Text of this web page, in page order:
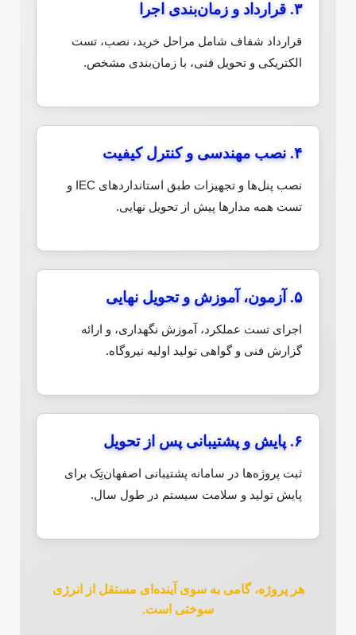
۳. قرارداد و زمان‌بندی اجرا
قرارداد شفاف شامل مراحل خرید، نصب، تست
الکتریکی و تحویل فنی، با زمان‌بندی مشخص.
۴. نصب مهندسی و کنترل کیفیت
نصب پنل‌ها و تجهیزات طبق استاندارد‌های IEC و
تست همه مدارها پیش از تحویل نهایی.
۵. آزمون، آموزش و تحویل نهایی
اجرای تست عملکرد، آموزش نگهداری، و ارائه
گزارش فنی و گواهی تولید اولیه نیروگاه.
۶. پایش و پشتیبانی پس از تحویل
ثبت پروژه‌ها در سامانه پشتیبانی اصفهان‌تِک برای
پایش تولید و سلامت سیستم در طول سال.
هر پروژه، گامی به سوی آینده‌ای مستقل از انرژی
سوختی است.